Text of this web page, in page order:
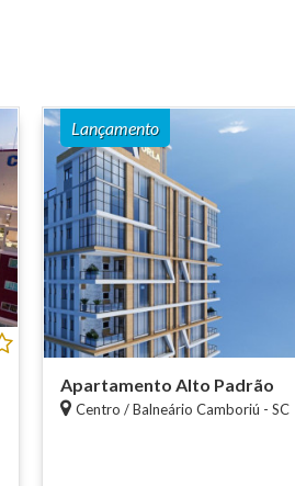
Lançamento
Apartamento Alto Padrão
Centro / Balneário Camboriú - SC